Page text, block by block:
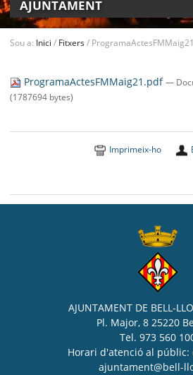
AJUNTAMENT
BELL-LLOC SOLUCIONA
Sou a: Inici / Fitxers/
ProgramaActesFMMaig21.pdf—
(1787694 bytes)
Imprimeix-ho
AJUNTAMENT DE BELL-
Pl. Major, 8 25220
Tel. 973 560
Horari d'atenció al públic:
ajuntament@bell-